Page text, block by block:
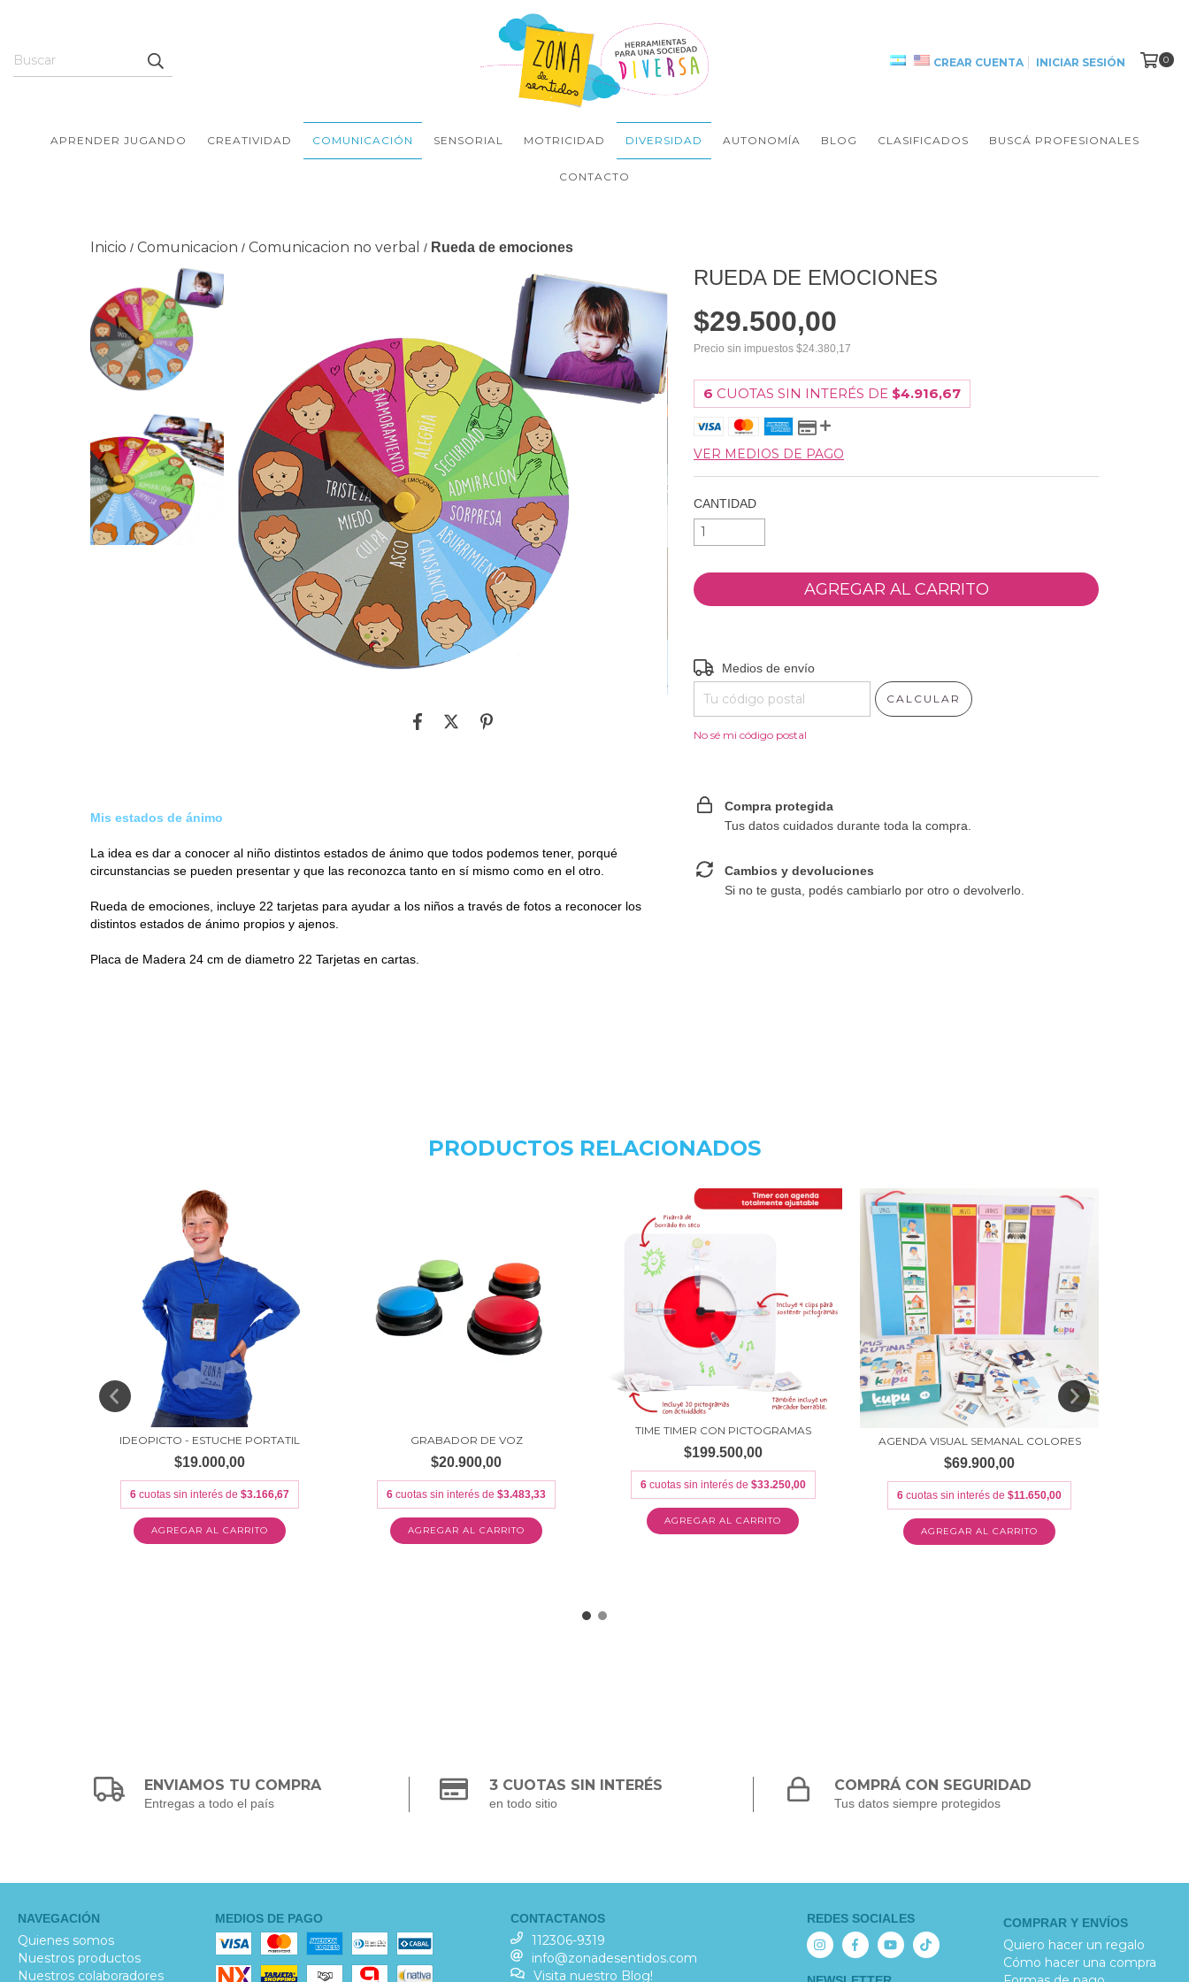
CREAR CUENTA INICIAR SESIÓN 0
APRENDER JUGANDO CREATIVIDAD COMUNICACIÓN SENSORIAL MOTRICIDAD DIVERSIDAD AUTONOMÍA BLOG CLASIFICADOS BUSCÁ PROFESIONALES
CONTACTO
Inicio / Comunicacion / Comunicacion no verbal / Rueda de emociones
Mis estados de ánimo
La idea es dar a conocer al niño distintos estados de ánimo que todos podemos tener, porqué
circunstancias se pueden presentar y que las reconozca tanto en sí mismo como en el otro.
Rueda de emociones, incluye 22 tarjetas para ayudar a los niños a través de fotos a reconocer los
distintos estados de ánimo propios y ajenos.
Placa de Madera 24 cm de diametro 22 Tarjetas en cartas.
RUEDA DE EMOCIONES
$29.500,00
Precio sin impuestos$24.380,17
6 CUOTAS SIN INTERÉS DE $4.916,67
VER MEDIOS DE PAGO
CANTIDAD
Entregas para el CP:
Medios de envío
CALCULAR
No sé mi código postal
Compra protegida
Tus datos cuidados durante toda la compra.
Cambios y devoluciones
Si no te gusta, podés cambiarlo por otro o devolverlo.
PRODUCTOS RELACIONADOS
IDEOPICTO - ESTUCHE PORTATIL
$19.000,00
6 cuotas sin interés de $3.166,67
GRABADOR DE VOZ
$20.900,00
6 cuotas sin interés de $3.483,33
AGREGAR AL CARRITO
TIME TIMER CON PICTOGRAMAS
$199.500,00
6 cuotas sin interés de $33.250,00
AGENDA VISUAL SEMANAL COLORES
$69.900,00
6 cuotas sin interés de $11.650,00
AGREGAR AL CARRITO
ENVIAMOS TU COMPRA
Entregas a todo el país
3 CUOTAS SIN INTERÉS
en todo sitio
COMPRÁ CON SEGURIDAD
Tus datos siempre protegidos
NAVEGACIÓN
Quienes somos
Nuestros productos
Nuestros colaboradores
MEDIOS DE PAGO CONTACTANOS
112306-9319
info@zonadesentidos.com
Visita nuestro Blog!
REDES SOCIALES COMPRAR Y ENVÍOS
Quiero hacer un regalo
Cómo hacer una compra